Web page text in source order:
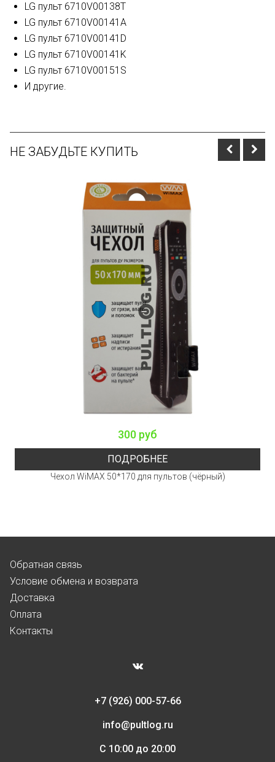
LG пульт 6710V00138T
LG пульт 6710V00141A
LG пульт 6710V00141D
LG пульт 6710V00141K
LG пульт 6710V00151S
И другие.
НЕ ЗАБУДЬТЕ КУПИТЬ
300 руб
ПОДРОБНЕЕ
Чехол WiMAX 50*170 для пультов (чёрный)
Обратная связь
Условие обмена и возврата
Доставка
Оплата
Контакты
+7 (926) 000-57-66
info@pultlog.ru
С 10:00 до 20:00